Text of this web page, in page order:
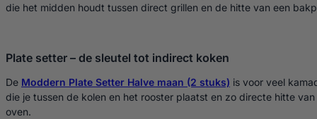
die het midden houdt tussen direct grillen en de hitte van een
Plate setter – de sleutel tot indirect koken
De Moddern Plate Setter Halve maan (2 stuks) is voor veel
die je tussen de kolen en het rooster plaatst en zo directe hitte
oven.